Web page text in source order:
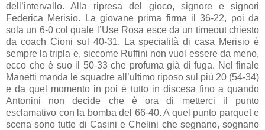
dell’intervallo. Alla ripresa del gioco, signore e signori
Federica Merisio. La giovane prima firma il 36-22, poi da
sola un 6-0 col quale l’Use Rosa esce da un timeout chiesto
da coach Cioni sul 40-31. La specialità di casa Merisio è
sempre la tripla e, siccome Ruffini non vuol essere da meno,
ecco che è suo il 50-33 che profuma già di fuga. Nel finale
Manetti manda le squadre all’ultimo riposo sul più 20 (54-34)
e da quel momento in poi è tutto in discesa fino a quando
Antonini non decide che è ora di metterci il punto
esclamativo con la bomba del 66-40. A quel punto parquet e
scena sono tutte di Casini e Chelini che segnano, sognano